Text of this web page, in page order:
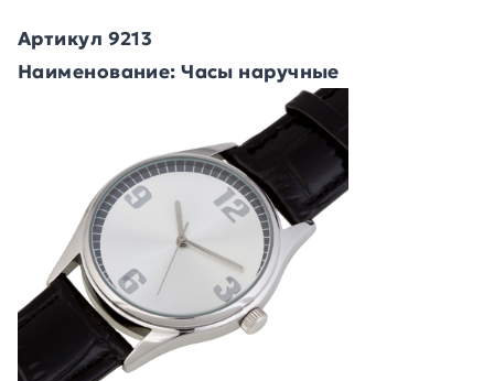
Артикул 9213
Наименование: Часы наручные